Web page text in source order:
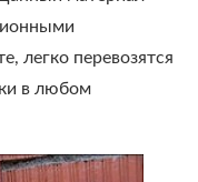
легко перевозятся
в любом